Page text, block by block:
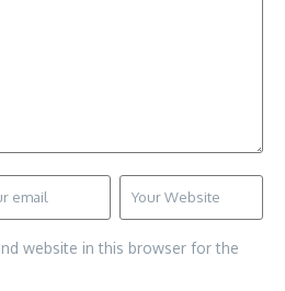
website in this browser for the